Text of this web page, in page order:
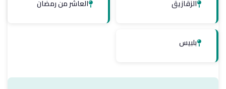
الزقازيق العاشر من رمضان
بلبيس